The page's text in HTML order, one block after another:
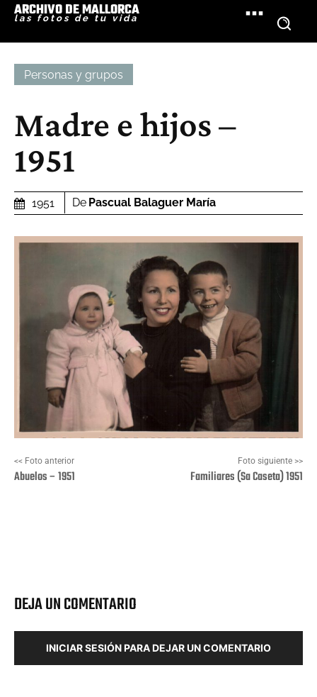
ARCHIVO DE MALLORCA
las fotos de tu vida
Personas y grupos
Madre e hijos –
1951
1951 De Pascual Balaguer María
<< Foto anterior
Abuelos – 1951
Foto siguiente >>
Familiares (Sa Caseta) 1951
DEJA UN COMENTARIO
INICIAR SESIÓN PARA DEJAR UN COMENTARIO